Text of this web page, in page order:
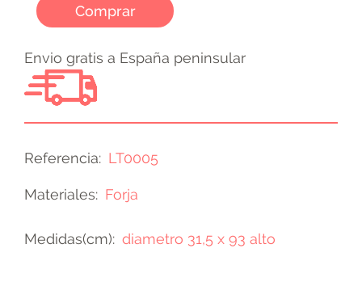
Comprar
Envio gratis a España peninsular
Referencia LT0005
Materiales Forja
Medidas(cm) diametro 31,5 x 93 alto